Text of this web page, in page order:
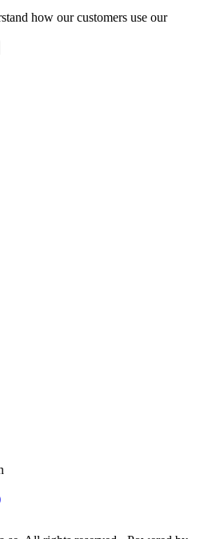
how our customers use our